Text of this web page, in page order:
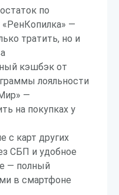
по
«РенКопилка» —
тратить, но и
кэшбэк от
лояльности
—
на покупках у
с карт других
СБП и удобное
— полный
в смартфоне